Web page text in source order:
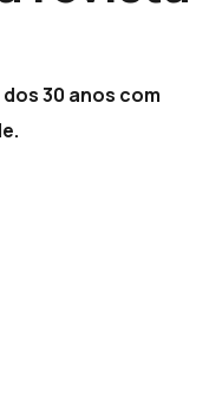
30 anos com